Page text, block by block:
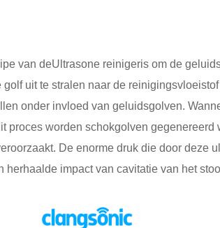
van deUltrasone reinigeris om de
golf uit te stralen naar de
onder invloed van geluidsgolven.
proces worden schokgolven
De enorme druk die door deze
herhaalde impact van cavitatie van het